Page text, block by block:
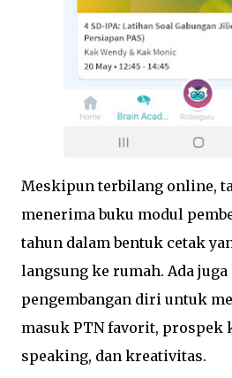
Meskipun terbilang online,
menerima buku modul
tahun dalam bentuk cetak
langsung ke rumah. Ada juga
pengembangan diri untuk
masuk PTN favorit, prospek
speaking, dan kreativitas.